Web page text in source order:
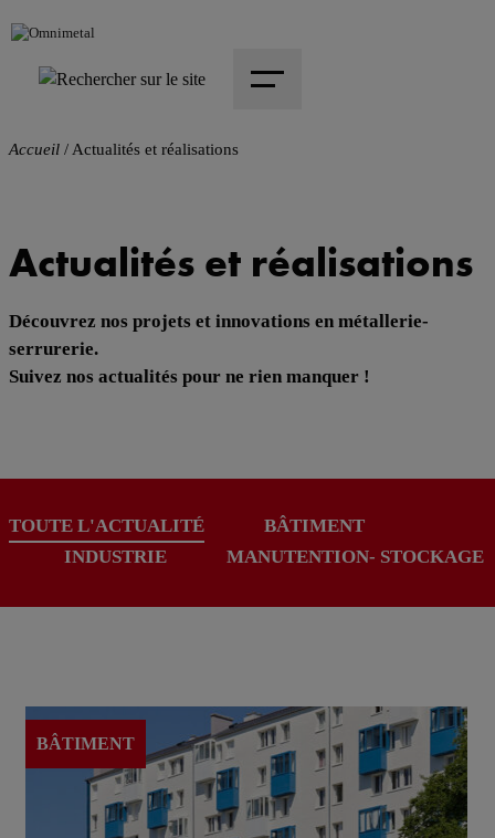
Accueil/Actualités et réalisations
Actualités et réalisations
Découvrez nos projets et innovations en métallerie-
serrurerie.
Suivez nos actualités pour ne rien manquer !
TOUTE L'ACTUALITÉ
BÂTIMENT
INDUSTRIE
MANUTENTION- STOCKAGE
BÂTIMENT